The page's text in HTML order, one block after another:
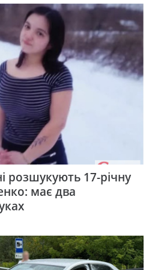
17-річну
має два